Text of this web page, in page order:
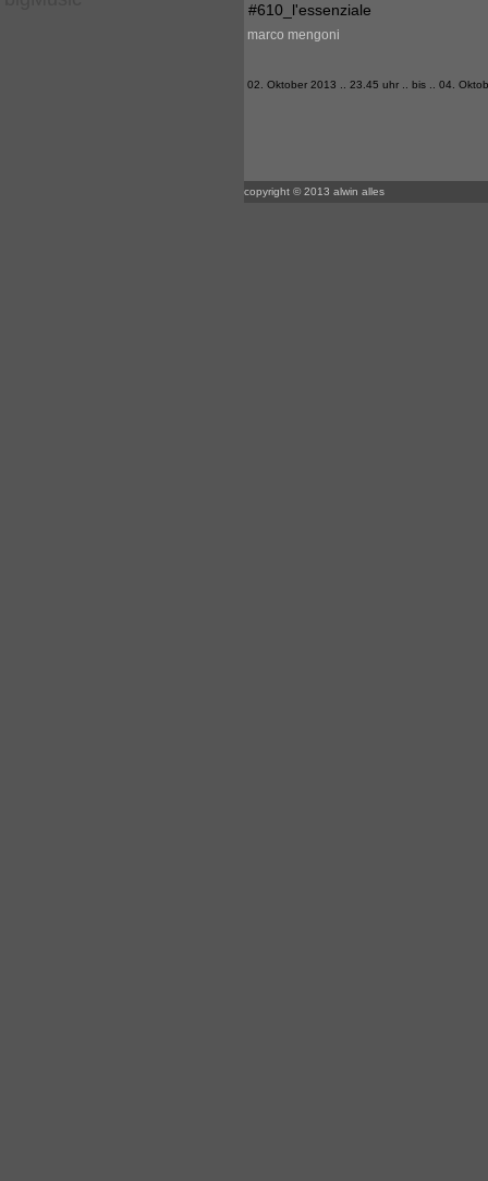
#610_l'essenziale
marco mengoni
02. Oktober 2013 .. 23.45 uhr .. bis .. 04.
copyright © 2013 alwin alles